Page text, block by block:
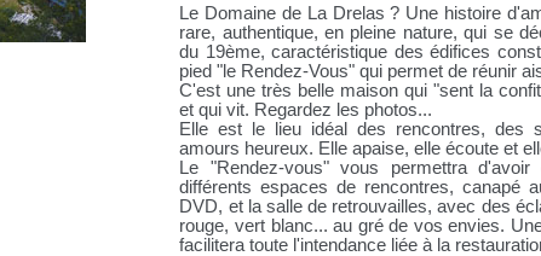
Le Domaine de La Drelas ? Une histoire
rare, authentique, en pleine nature, qui se
du 19ème, caractéristique des édifices
pied "le Rendez-Vous" qui permet de réunir
C'est une très belle maison qui "sent la
et qui vit. Regardez les photos...
Elle est le lieu idéal des rencontres, des
amours heureux. Elle apaise, elle écoute et
Le "Rendez-vous" vous permettra
différents espaces de rencontres, canapé
DVD, et la salle de retrouvailles, avec des
rouge, vert blanc... au gré de vos envies.
facilitera toute l'intendance liée à la